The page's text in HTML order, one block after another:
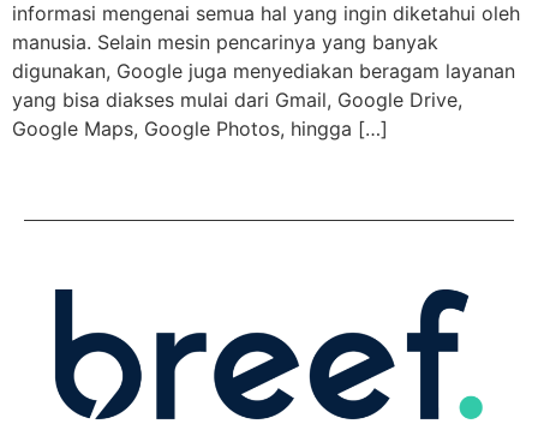
informasi mengenai semua hal yang ingin diketahui oleh
manusia. Selain mesin pencarinya yang banyak
digunakan, Google juga menyediakan beragam layanan
yang bisa diakses mulai dari Gmail, Google Drive,
Google Maps, Google Photos, hingga […]